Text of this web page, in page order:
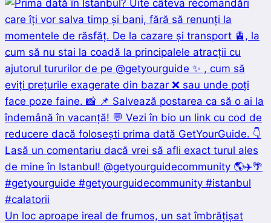
Un loc aproape ireal de frumos, un sat îmbrățișat